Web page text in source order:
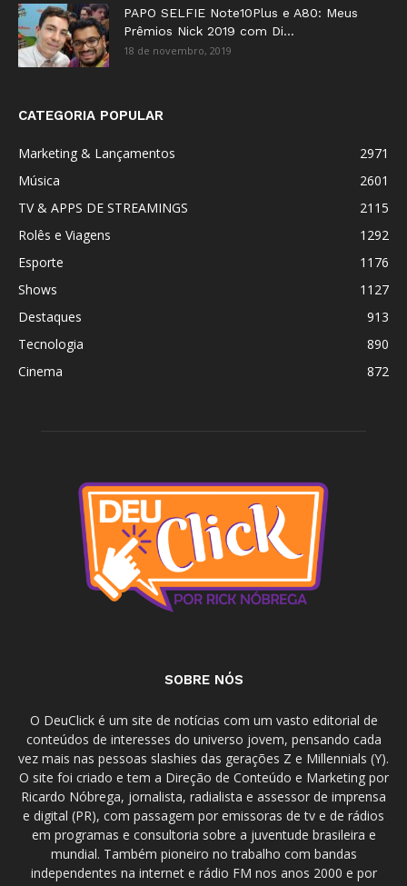
PAPO SELFIE Note10Plus e A80: Meus
Prêmios Nick 2019 com Di...
18 de novembro, 2019
CATEGORIA POPULAR
Marketing & Lançamentos
2971
Música
2601
TV & APPS DE STREAMINGS
2115
Rolês e Viagens
1292
Esporte
1176
Shows
1127
Destaques
913
Tecnologia
890
Cinema
872
SOBRE NÓS
O DeuClick é um site de notícias com um vasto editorial de
conteúdos de interesses do universo jovem, pensando cada
vez mais nas pessoas slashies das gerações Z e Millennials (Y).
O site foi criado e tem a Direção de Conteúdo e Marketing por
Ricardo Nóbrega, jornalista, radialista e assessor de imprensa
e digital (PR), com passagem por emissoras de tv e de rádios
em programas e consultoria sobre a juventude brasileira e
mundial. Também pioneiro no trabalho com bandas
independentes na internet e rádio FM nos anos 2000 e por